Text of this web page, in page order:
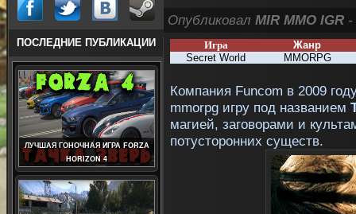
ПОСЛЕДНИЕ ПУБЛИКАЦИИ
ЛУЧШАЯ ГОНОЧНАЯ ИГРА FORZA
HORIZON 4
Опубликовал MIR MMO IGR -
Игра
Жанр
Secret World
MMORPG
Компания Funcom в 2009
mmorpg игру под названием
магией, заговорами и
потусторонних существ.